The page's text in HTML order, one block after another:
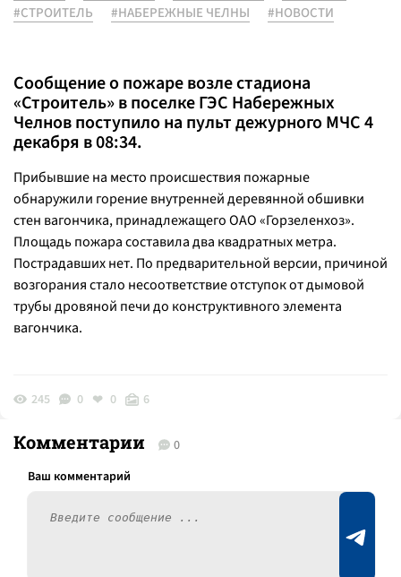
#СТРОИТЕЛЬ
#НАБЕРЕЖНЫЕ ЧЕЛНЫ #НОВОСТИ
Сообщение о пожаре возле стадиона
«Строитель» в поселке ГЭС Набережных
Челнов поступило на пульт дежурного МЧС 4
декабря в 08:34.
Прибывшие на место происшествия пожарные
обнаружили горение внутренней деревянной обшивки
стен вагончика, принадлежащего ОАО «Горзеленхоз».
Площадь пожара составила два квадратных метра.
Пострадавших нет. По предварительной версии, причиной
возгорания стало несоответствие отступок от дымовой
трубы дровяной печи до конструктивного элемента
вагончика.
245 0 0 6
Комментарии 0